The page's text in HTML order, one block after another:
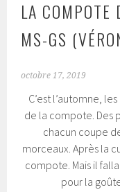
LA COMPOTE
MS-GS
octobre 17, 2019
C’est l’automne,
de la compote. Des
chacun coupe
morceaux. Après la
compote. Mais il
pour la